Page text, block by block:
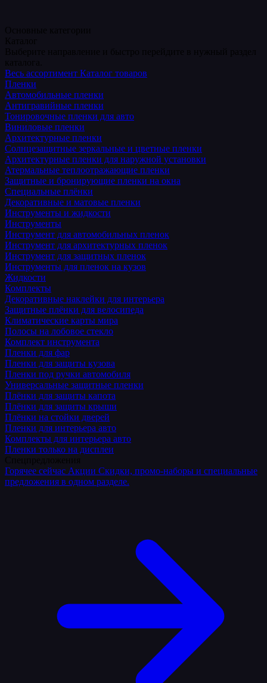
Весь ассортимент Каталог товаров
Пленки
Автомобильные пленки
Антигравийные пленки
Тонировочные пленки для авто
Виниловые пленки
Архитектурные пленки
Солнцезащитные зеркальные и цветные пленки
Архитектурные пленки для наружной установки
Атермальные теплоотражающие пленки
Защитные и бронирующие пленки на окна
Специальные плёнки
Декоративные и матовые пленки
Инструменты и жидкости
Инструменты
Инструмент для автомобильных пленок
Инструмент для архитектурных пленок
Инструмент для защитных пленок
Инструменты для пленок на кузов
Жидкости
Комплекты
Декоративные наклейки для интерьера
Защитные плёнки для велосипеда
Климатические карты мира
Полосы на лобовое стекло
Комплект инструмента
Пленки для фар
Пленки для защиты кузова
Пленки под ручки автомобиля
Универсальные защитные пленки
Плёнки для защиты капота
Плёнки для защиты крыши
Плёнки на стойки дверей
Пленки для интерьера авто
Комплекты для интерьера авто
Пленки только на дисплеи
Горячее сейчас Акции Скидки, промо-наборы и специальные
предложения в одном разделе.